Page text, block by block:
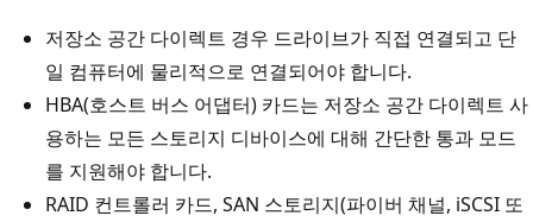
저장소 공간 다이렉트 경우 드라이브가 직접 연결되고 단
일 컴퓨터에 물리적으로 연결되어야 합니다.
HBA(호스트 버스 어댑터) 카드는 저장소 공간 다이렉트 사
용하는 모든 스토리지 디바이스에 대해 간단한 통과 모드
를 지원해야 합니다.
RAID 컨트롤러 카드, SAN 스토리지(파이버 채널, iSCSI 또